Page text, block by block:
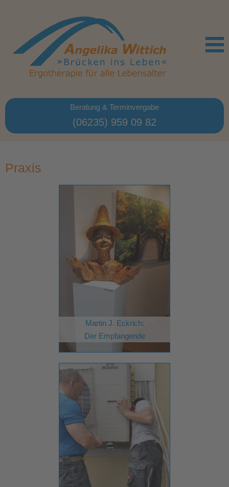
Beratung & Terminvergabe
(06235) 959 09 82
Praxis
Martin J. Eckrich:
Der Empfangende